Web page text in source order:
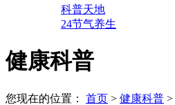
科普天地
24节气养生
健康科普
您现在的位置： 首页 > 健康科普 >